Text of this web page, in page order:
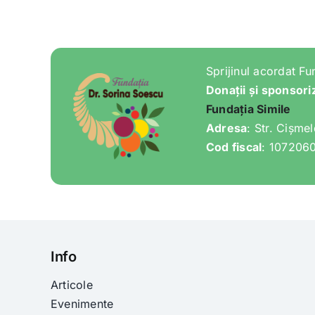
Sprijinul acordat
Donații și
Fundația Simile
Adresa: Str.
Cod fiscal:
Info
Articole
Evenimente